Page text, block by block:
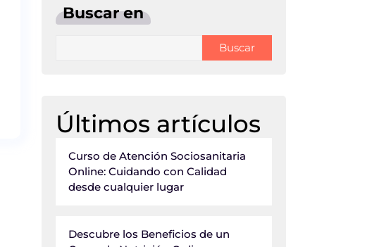
Buscar en
Buscar
Últimos artículos
Curso de Atención Sociosanitaria
Online: Cuidando con Calidad
desde cualquier lugar
Descubre los Beneficios de un